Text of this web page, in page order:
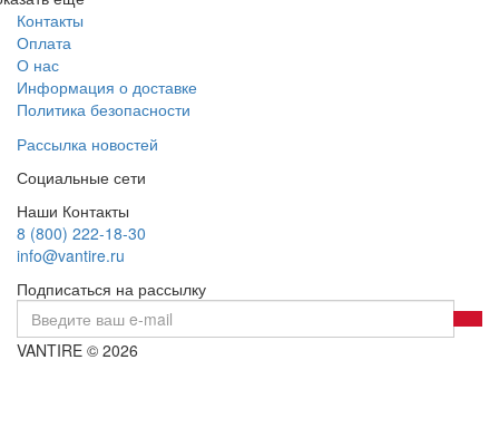
Контакты
Оплата
О нас
Информация о доставке
Политика безопасности
Рассылка новостей
Социальные сети
Наши Контакты
8 (800) 222-18-30
info@vantire.ru
Подписаться на рассылку
VANTIRE © 2026